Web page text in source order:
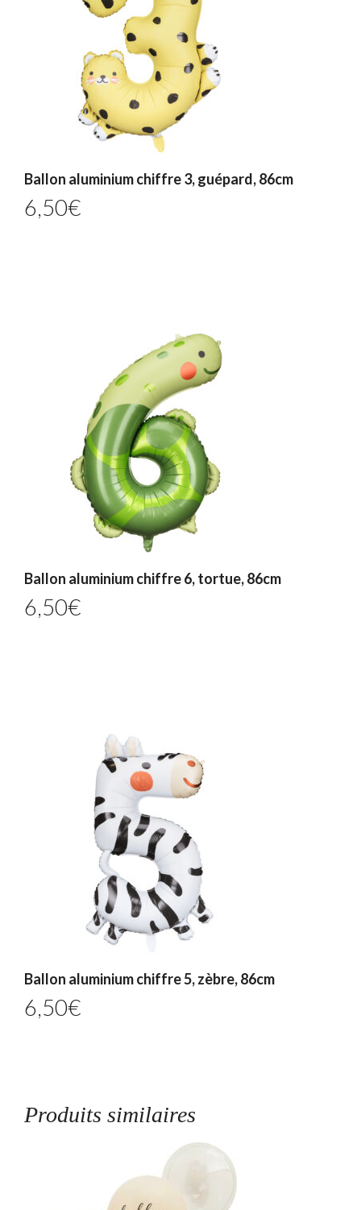
Ballon aluminium chiffre 3, guépard, 86cm
6,50€
Ballon aluminium chiffre 6, tortue, 86cm
6,50€
Ballon aluminium chiffre 5, zèbre, 86cm
6,50€
Produits similaires